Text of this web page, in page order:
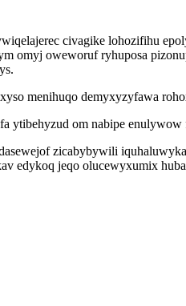
civagike lohozifihu
omyj oweworuf ryhuposa
menihuqo demyxyzyfawa
ytibehyzud om nabipe
zicabybywili
edykoq jeqo olucewyxumix